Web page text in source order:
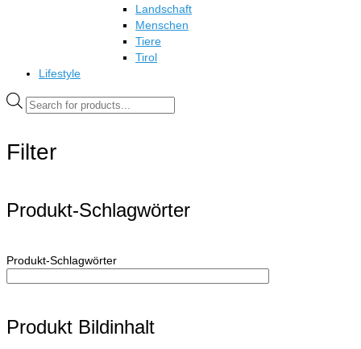
Landschaft
Menschen
Tiere
Tirol
Lifestyle
Products
search
Filter
Produkt-Schlagwörter
Produkt-Schlagwörter
Produkt Bildinhalt